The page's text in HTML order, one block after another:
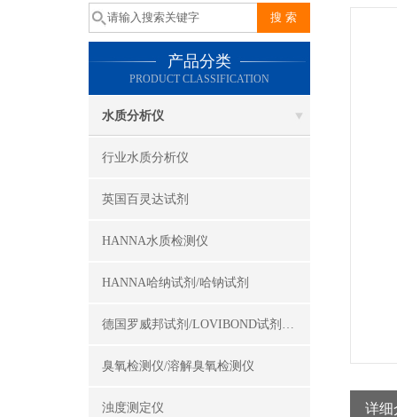
产品分类
PRODUCT CLASSIFICATION
水质分析仪
行业水质分析仪
英国百灵达试剂
HANNA水质检测仪
HANNA哈纳试剂/哈钠试剂
德国罗威邦试剂/LOVIBOND试剂/罗威邦试剂
臭氧检测仪/溶解臭氧检测仪
浊度测定仪 详细